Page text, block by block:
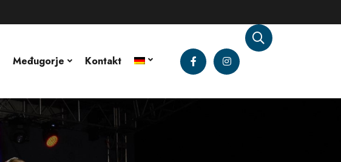
Međugorje Kontakt